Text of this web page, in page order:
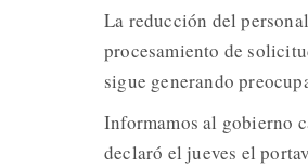
La reducción del
procesamiento de
sigue generando
Informamos al gobierno
declaró el jueves el